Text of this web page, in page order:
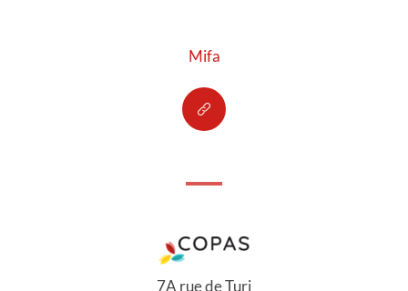
Mifa
7A rue de Turi